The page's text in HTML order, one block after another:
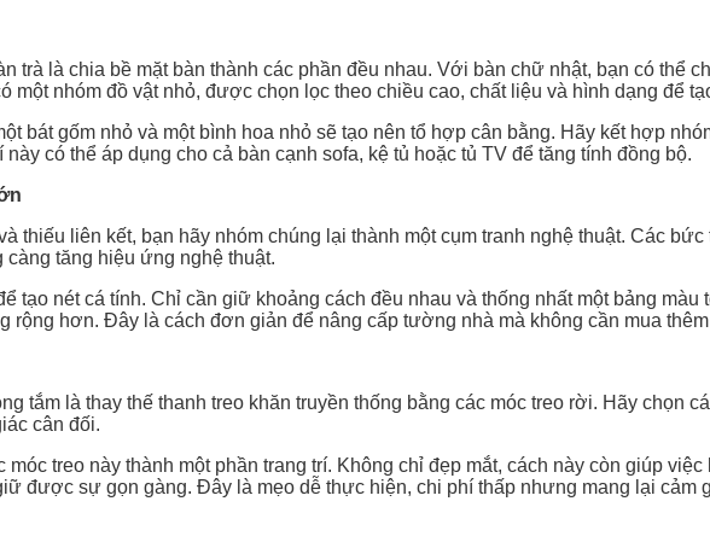
trà là chia bề mặt bàn thành các phần đều nhau. Với bàn chữ nhật, bạn có thể
nhóm đồ vật nhỏ, được chọn lọc theo chiều cao, chất liệu và hình dạng để
bát gốm nhỏ và một bình hoa nhỏ sẽ tạo nên tổ hợp cân bằng. Hãy kết hợp
có thể áp dụng cho cả bàn cạnh sofa, kệ tủ hoặc tủ TV để tăng tính đồng bộ.
thiếu liên kết, bạn hãy nhóm chúng lại thành một cụm tranh nghệ thuật. Các
tăng hiệu ứng nghệ thuật.
tạo nét cá tính. Chỉ cần giữ khoảng cách đều nhau và thống nhất một bảng màu
rộng hơn. Đây là cách đơn giản để nâng cấp tường nhà mà không cần mua
tắm là thay thế thanh treo khăn truyền thống bằng các móc treo rời. Hãy chọn
cân đối.
treo này thành một phần trang trí. Không chỉ đẹp mắt, cách này còn giúp
được sự gọn gàng. Đây là mẹo dễ thực hiện, chi phí thấp nhưng mang lại cảm